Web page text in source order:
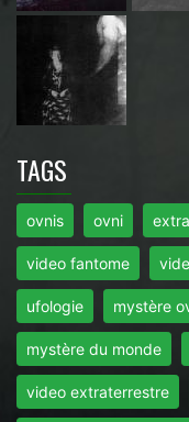
TAGS
ovnis ovni
video fantome
ufologie mystère
mystère du monde
video extraterrestre